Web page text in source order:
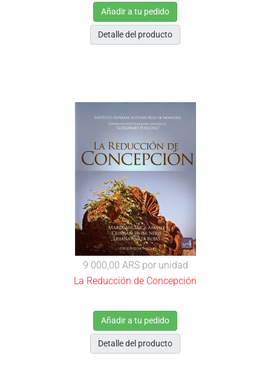
Añadir a tu pedido
Detalle del producto
9 000,00 ARS por unidad
La Reducción de Concepción
Añadir a tu pedido
Detalle del producto